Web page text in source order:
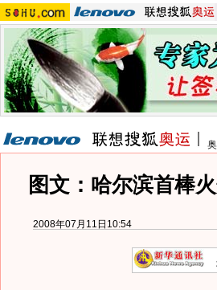
图文：哈尔滨首棒
2008年07月11日10:54